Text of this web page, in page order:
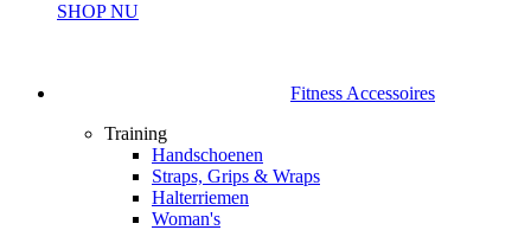
SHOP NU
Fitness Accessoires
Training
Handschoenen
Straps, Grips & Wraps
Halterriemen
Woman's